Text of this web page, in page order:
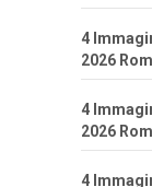
4
2026
4
2026
4